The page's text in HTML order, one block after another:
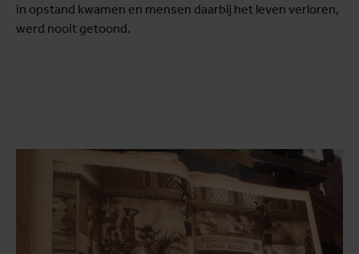
in opstand kwamen en mensen daarbij het leven verloren,
werd nooit getoond.